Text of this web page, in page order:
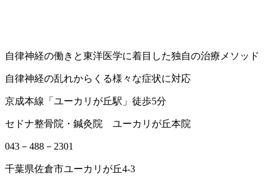
自律神経の働きと東洋医学に着目した独自の治療メソッド
自律神経の乱れからくる様々な症状に対応
京成本線「ユーカリが丘駅」徒歩5分
セドナ整骨院・鍼灸院 ユーカリが丘本院
043－488－2301
千葉県佐倉市ユーカリが丘4-3